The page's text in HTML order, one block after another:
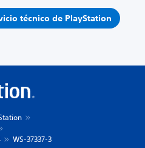
técnico de PlayStation
WS-37337-3